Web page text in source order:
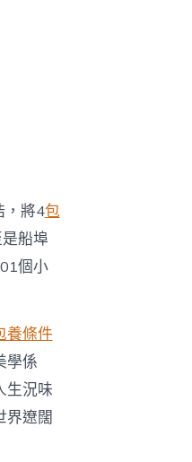
將4包
船埠
個小
養條件
學係
生況味
界遼闊